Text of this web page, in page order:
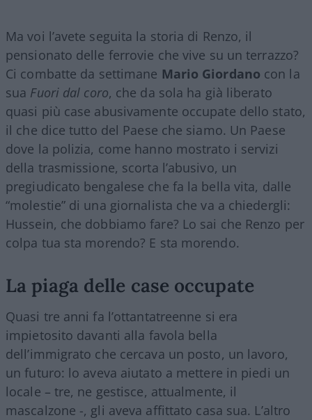
Ma voi l’avete seguita la storia di Renzo, il
pensionato delle ferrovie che vive su un terrazzo?
Ci combatte da settimane Mario Giordano con la
sua Fuori dal coro, che da sola ha già liberato
quasi più case abusivamente occupate dello stato,
il che dice tutto del Paese che siamo. Un Paese
dove la polizia, come hanno mostrato i servizi
della trasmissione, scorta l’abusivo, un
pregiudicato bengalese che fa la bella vita, dalle
“molestie” di una giornalista che va a chiedergli:
Hussein, che dobbiamo fare? Lo sai che Renzo per
colpa tua sta morendo? E sta morendo.
La piaga delle case occupate
Quasi tre anni fa l’ottantatreenne si era
impietosito davanti alla favola bella
dell’immigrato che cercava un posto, un lavoro,
un futuro: lo aveva aiutato a mettere in piedi un
locale – tre, ne gestisce, attualmente, il
mascalzone -, gli aveva affittato casa sua. L’altro